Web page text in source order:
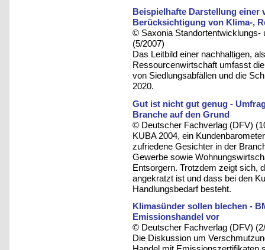
Beispielhafte Darstellung einer
Berücksichtigung von Klima-,
© Saxonia Standortentwicklungs-
(5/2007)
Das Leitbild einer nachhaltigen,
Ressourcenwirtschaft umfasst
von Siedlungsabfällen und die
2020.
Gut ist nicht gut genug -
Branche auf den Grund
© Deutscher Fachverlag (DFV)
KUBA 2004, ein
zufriedene Gesichter in der
Gewerbe sowie
Entsorgern. Trotzdem zeigt sich,
angekratzt ist und dass bei den
Handlungsbedarf besteht.
Klimasünder sollen blechen -
Emissionshandel vor
© Deutscher Fachverlag (DFV)
Die Diskussion um